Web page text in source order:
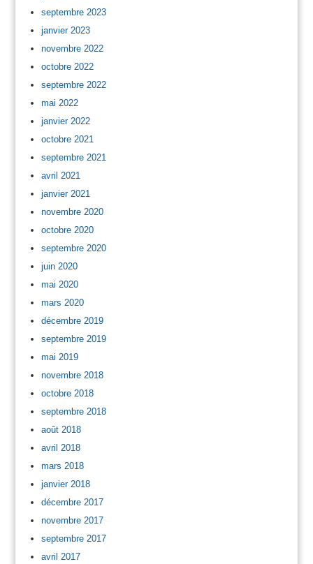
septembre 2023
janvier 2023
novembre 2022
octobre 2022
septembre 2022
mai 2022
janvier 2022
octobre 2021
septembre 2021
avril 2021
janvier 2021
novembre 2020
octobre 2020
septembre 2020
juin 2020
mai 2020
mars 2020
décembre 2019
septembre 2019
mai 2019
novembre 2018
octobre 2018
septembre 2018
août 2018
avril 2018
mars 2018
janvier 2018
décembre 2017
novembre 2017
septembre 2017
avril 2017